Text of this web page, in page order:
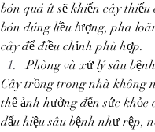
bón quá ít sẽ khiến cây
bón đúng liều lượng, pha
cây để điều chỉnh phù hợp.
Phòng và xử lý sâu
Cây trồng trong nhà không
thể ảnh hưởng đến sức
dấu hiệu sâu bệnh như rệp,